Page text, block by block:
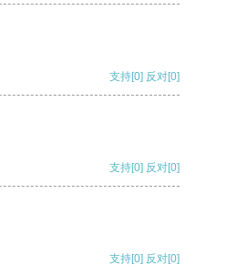
支持[0] 反对[0]
支持[0] 反对[0]
支持[0] 反对[0]